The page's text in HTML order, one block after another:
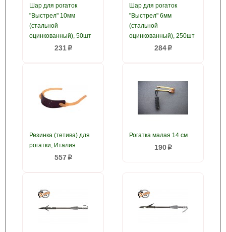
Шар для рогаток
"Выстрел" 10мм
(стальной
оцинкованный), 50шт
231 p
Шар для рогаток
"Выстрел" 6мм
(стальной
оцинкованный), 250шт
284p
Резинка (тетива) для
рогатки, Италия
557 p
Рогатка малая 14 см
190p